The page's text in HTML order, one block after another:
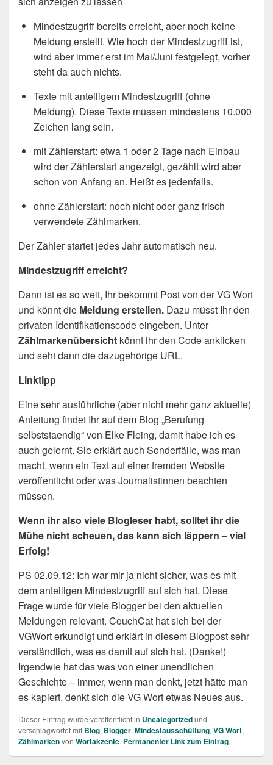
Mindestzugriff bereits erreicht, aber noch keine
Meldung erstellt. Wie hoch der Mindestzugriff ist,
wird aber immer erst im Mai/Juni festgelegt, vorher
steht da auch nichts.
Texte mit anteiligem Mindestzugriff (ohne
Meldung). Diese Texte müssen mindestens 10.000
Zeichen lang sein.
mit Zählerstart: etwa 1 oder 2 Tage nach Einbau
wird der Zählerstart angezeigt, gezählt wird aber
schon von Anfang an. Heißt es jedenfalls.
ohne Zählerstart: noch nicht oder ganz frisch
verwendete Zählmarken.
Der Zähler startet jedes Jahr automatisch neu.
Mindestzugriff erreicht?
Dann ist es so weit, Ihr bekommt Post von der VG Wort
und könnt die Meldung erstellen. Dazu müsst Ihr den
privaten Identifikationscode eingeben. Unter
Zählmarkenübersicht könnt ihr den Code anklicken
und seht dann die dazugehörige URL.
Linktipp
Eine sehr ausführliche (aber nicht mehr ganz aktuelle)
Anleitung findet Ihr auf dem Blog „Berufung
selbststaendig“ von Elke Fleing, damit habe ich es
auch gelernt. Sie erklärt auch Sonderfälle, was man
macht, wenn ein Text auf einer fremden Website
veröffentlicht oder was Journalistinnen beachten
müssen.
Wenn ihr also viele Blogleser habt, solltet ihr die
Mühe nicht scheuen, das kann sich läppern – viel
Erfolg!
PS 02.09.12: Ich war mir ja nicht sicher, was es mit
dem anteiligen Mindestzugriff auf sich hat. Diese
Frage wurde für viele Blogger bei den aktuellen
Meldungen relevant. CouchCat hat sich bei der
VGWort erkundigt und erklärt in diesem Blogpost sehr
verständlich, was es damit auf sich hat. (Danke!)
Irgendwie hat das was von einer unendlichen
Geschichte – immer, wenn man denkt, jetzt hätte man
es kapiert, denkt sich die VG Wort etwas Neues aus.
Dieser Eintrag wurde veröffentlicht in Uncategorizedund
verschlagwortet mit Blog, Blogger, Mindestausschüttung, VG Wort,
Zählmarkenvon Wortakzente. Permanenter Link zum Eintrag.